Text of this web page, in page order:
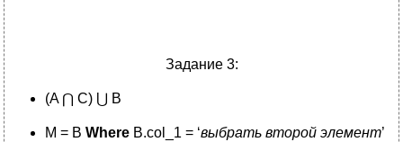
Задание 3:
(A ⋂ С) ⋃ В
М = В Where В.col_1 = ‘выбрать второй элемент’